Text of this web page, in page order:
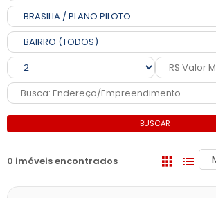
BUSCAR
0 imóveis encontrados